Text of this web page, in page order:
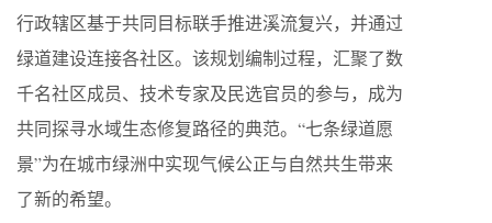
行政辖区基于共同目标联手推进溪流复兴，并通过
绿道建设连接各社区。该规划编制过程，汇聚了数
千名社区成员、技术专家及民选官员的参与，成为
共同探寻水域生态修复路径的典范。“七条绿道愿
景”为在城市绿洲中实现气候公正与自然共生带来
了新的希望。